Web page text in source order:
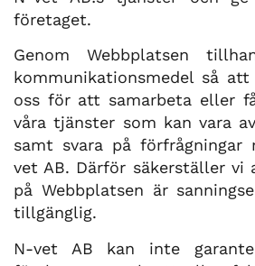
företaget.
Genom Webbplatsen
kommunikationsmedel så
oss för att samarbeta eller
våra tjänster som kan vara
samt svara på
vet AB. Därför säkerställer vi
på Webbplatsen är
tillgänglig.
N-vet AB kan inte